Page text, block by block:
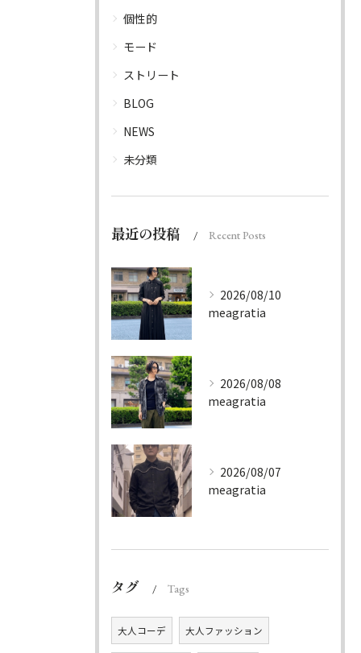
個性的
モード
ストリート
BLOG
NEWS
未分類
最近の投稿 Recent Posts
2026/08/10
meagratia
2026/08/08
meagratia
2026/08/07
meagratia
タグ Tags
大人コーデ 大人ファッション